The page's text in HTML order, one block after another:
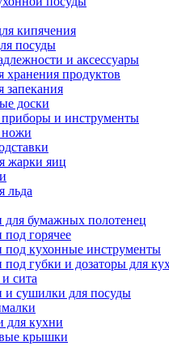
кипячения
посуды
и аксессуары
хранения продуктов
запекания
доски
и инструменты
жарки яиц
льда
для бумажных полотенец
под горячее
под кухонные инструменты
под губки и дозаторы для
сита
и сушилки для посуды
для кухни
крышки